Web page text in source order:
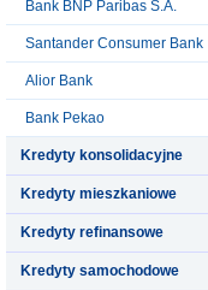
Bank BNP Paribas S.A.
Santander Consumer Bank
Alior Bank
Bank Pekao
Kredyty konsolidacyjne
Kredyty mieszkaniowe
Kredyty refinansowe
Kredyty samochodowe